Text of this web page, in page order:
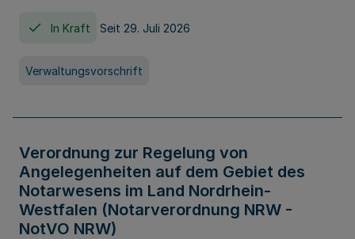
In Kraft Seit 29. Juli 2026
Verwaltungsvorschrift
Verordnung zur Regelung von
Angelegenheiten auf dem Gebiet des
Notarwesens im Land Nordrhein-
Westfalen (Notarverordnung NRW -
NotVO NRW)